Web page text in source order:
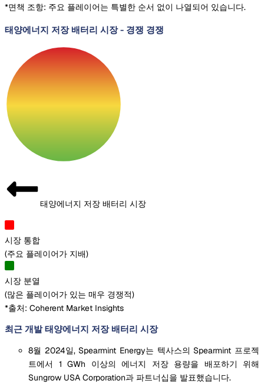
*면책 조항: 주요 플레이어는 특별한 순서 없이 나열되어 있습니다.
태양에너지 저장 배터리 시장- 경쟁 경쟁
태양에너지 저장 배터리 시장
시장 통합
(주요 플레이어가 지배)
시장 분열
(많은 플레이어가 있는 매우 경쟁적)
*출처: Coherent Market Insights
최근 개발 태양에너지 저장 배터리 시장
8월 2024일, Spearmint Energy는 텍사스의 Spearmint 프로젝
트에서 1 GWh 이상의 에너지 저장 용량을 배포하기 위해
Sungrow USA Corporation과 파트너십을 발표했습니다.